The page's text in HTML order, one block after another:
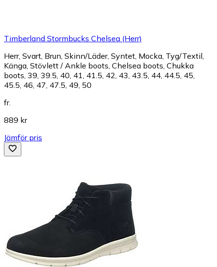
Timberland Stormbucks Chelsea (Herr)
Herr, Svart, Brun, Skinn/Läder, Syntet, Mocka, Tyg/Textil,
Känga, Stövlett / Ankle boots, Chelsea boots, Chukka
boots, 39, 39.5, 40, 41, 41.5, 42, 43, 43.5, 44, 44.5, 45,
45.5, 46, 47, 47.5, 49, 50
fr.
889 kr
Jämför pris